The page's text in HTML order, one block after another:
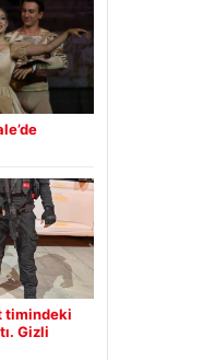
timindeki
Gizli